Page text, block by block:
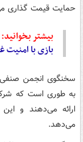
حمایت قیمت گذاری
بیشتر بخوانید:
بازی با امنیت
سخنگوی انجمن صنفی
به طوری است که
ارائه می‌دهند و
می‌دهد.